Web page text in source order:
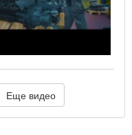
Еще видео